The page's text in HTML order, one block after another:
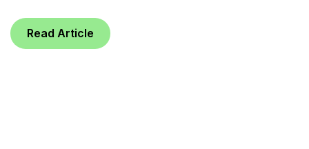
Read Article